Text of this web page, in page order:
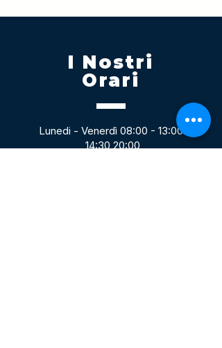
I Nostri
Orari
Lunedi - Venerdì 08:00 - 13:00
14:30 20:00